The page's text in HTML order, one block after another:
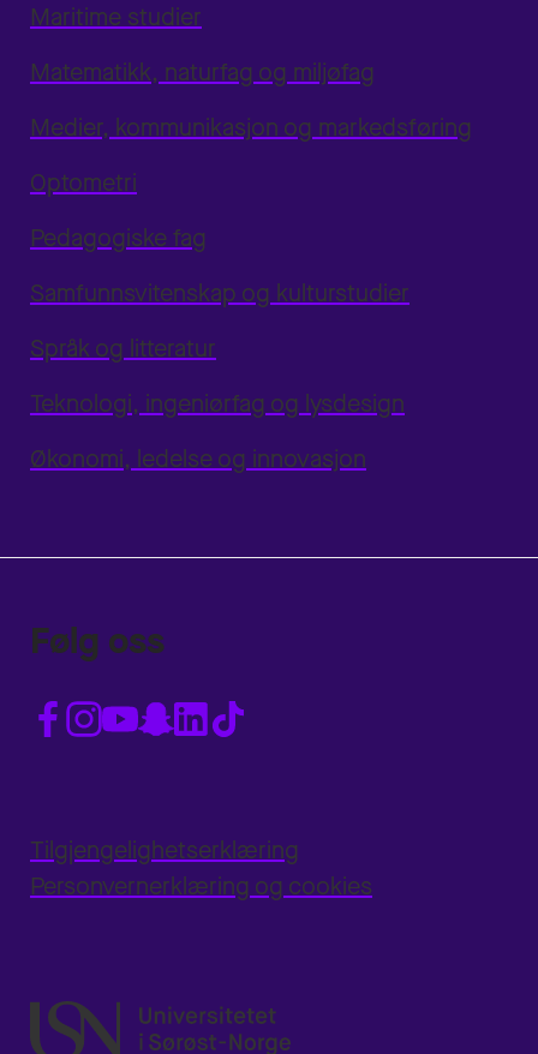
Maritime studier
Matematikk, naturfag og miljøfag
Medier, kommunikasjon og markedsføring
Optometri
Pedagogiske fag
Samfunnsvitenskap og kulturstudier
Språk og litteratur
Teknologi, ingeniørfag og lysdesign
Økonomi, ledelse og innovasjon
Følg oss
Tilgjengelighetserklæring
Personvernerklæring og cookies